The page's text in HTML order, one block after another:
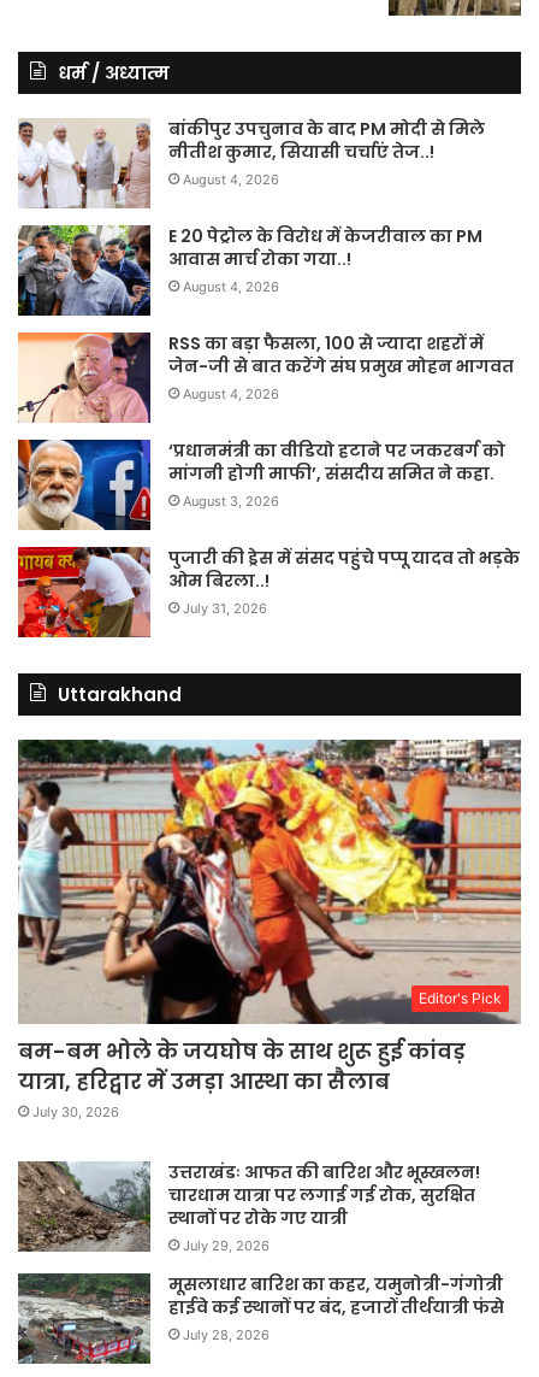
धर्म / अध्यात्म
बांकीपुर उपचुनाव के बाद PM मोदी से मिले
नीतीश कुमार, सियासी चर्चाएं तेज..!
August 4, 2026
E 20 पेट्रोल के विरोध में केजरीवाल का PM
आवास मार्च रोका गया..!
August 4, 2026
RSS का बड़ा फैसला, 100 से ज्यादा शहरों में
जेन-जी से बात करेंगे संघ प्रमुख मोहन भागवत
August 4, 2026
‘प्रधानमंत्री का वीडियो हटाने पर जकरबर्ग को
मांगनी होगी माफी’, संसदीय समित ने कहा.
August 3, 2026
पुजारी की ड्रेस में संसद पहुंचे पप्पू यादव तो भड़के
ओम बिरला..!
July 31, 2026
Uttarakhand
Editor's Pick
बम-बम भोले के जयघोष के साथ शुरू हुई कांवड़
यात्रा, हरिद्वार में उमड़ा आस्था का सैलाब
July 30, 2026
उत्तराखंडः आफत की बारिश और भूस्खलन!
चारधाम यात्रा पर लगाई गई रोक, सुरक्षित
स्थानों पर रोके गए यात्री
July 29, 2026
मूसलाधार बारिश का कहर, यमुनोत्री-गंगोत्री
हाईवे कई स्थानों पर बंद, हजारों तीर्थयात्री फंसे
July 28, 2026